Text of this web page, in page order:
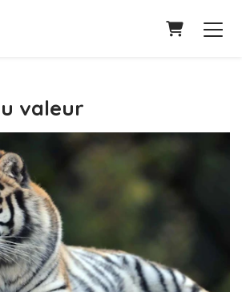
PANIER
valeur